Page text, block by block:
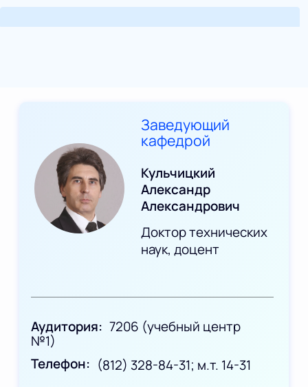
Заведующий
кафедрой
Кульчицкий
Александр
Александрович
Доктор технических
наук, доцент
Аудитория
7206 (учебный центр
№1)
Телефон
(812) 328-84-31; м.т. 14-31